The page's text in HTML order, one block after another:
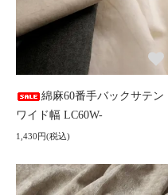
綿麻60番手バックサテン
ワイド幅 LC60W-
1,430円(税込)